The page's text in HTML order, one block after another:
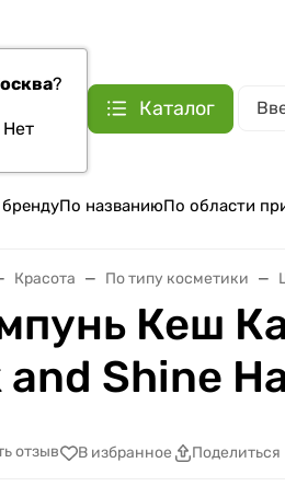
?
Каталог
По названиюПо области
Красота По типу косметики
Кеш
and Shine
отзыв В избранное Поделиться